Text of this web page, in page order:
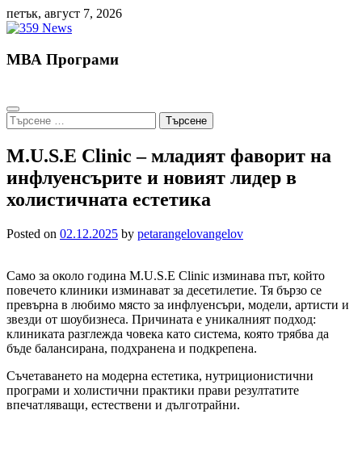
Skip
to
петък, август 7, 2026
МВА Програми
Търсене
за:
M.U.S.E Clinic – младият фаворит на
инфлуенсърите и новият лидер в
холистичната естетика
Posted on 02.12.2025 by petarangelovangelov
Само за около година M.U.S.E Clinic изминава път, който
повечето клиники изминават за десетилетие. Тя бързо се
превърна в любимо място за инфлуенсъри, модели, артисти и
звезди от шоубизнеса. Причината е уникалният подход:
клиниката разглежда човека като система, която трябва да
бъде балансирана, подхранена и подкрепена.
Съчетаването на модерна естетика, нутриционистични
програми и холистични практики прави резултатите
впечатляващи, естествени и дълготрайни.